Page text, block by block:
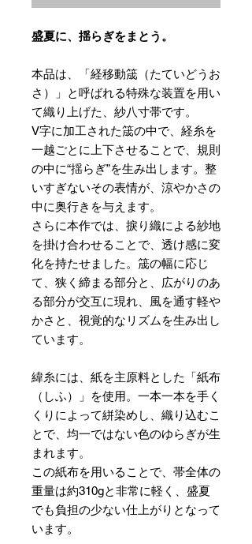
盛夏に、揺らぎをまとう。
本品は、「経移動筬（たていどうお
さ）」と呼ばれる特殊な装置を用い
て織り上げた、紗八寸帯です。
V字に加工された筬の中で、経糸を
一越ごとに上下させることで、規則
の中に“揺らぎ”を生み出します。整
いすぎないその表情が、涼やかさの
中に奥行きを与えます。
さらに本作では、捩り織による紗地
を掛け合わせることで、透け感に変
化を持たせました。筬の幅に応じ
て、狭く締まる部分と、広がりのあ
る部分が交互に現れ、風を通す軽や
かさと、視覚的なリズムを生み出し
ています。
緯糸には、紙を主原料とした「紙布
（しふ）」を使用。一本一本を手く
くりによって絣染めし、織り込むこ
とで、均一ではない色のゆらぎが生
まれます。
この紙布を用いることで、帯全体の
重量は約310gと非常に軽く、盛夏
でも負担の少ない仕上がりとなって
います。